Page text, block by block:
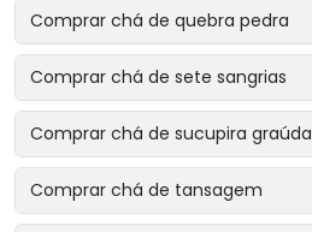
Comprar chá de quebra pedra
Comprar chá de sete sangrias
Comprar chá de sucupira graúda
Comprar chá de tansagem